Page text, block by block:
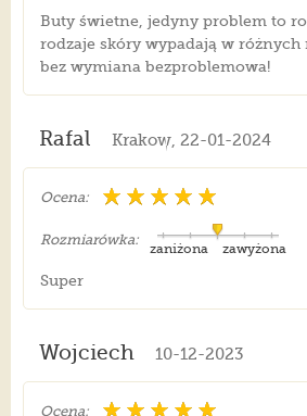
Buty świetne, jedyny problem to
rodzaje skóry wypadają w różnych
bez wymiana bezproblemowa!
Rafal Krakow, 22-01-2024
Ocena:
Rozmiarówka:
zawyżona
zaniżona
Super
Wojciech 10-12-2023
Ocena: